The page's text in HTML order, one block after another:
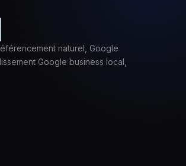
naturel, Google
Google business local,